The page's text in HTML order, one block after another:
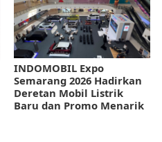
INDOMOBIL Expo
Semarang 2026 Hadirkan
Deretan Mobil Listrik
Baru dan Promo Menarik